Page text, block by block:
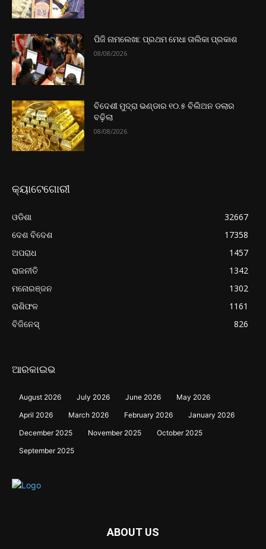
ପିଜି ନାମଲେଖା: ପ୍ରଥମ ମେଧା ତାଲିକା ପ୍ରକାଶ
08/08/2026
ବିଦେଶୀ ମୁଦ୍ରା ଭଣ୍ଡାର ୧୦.୫ ବିଲିଅନ ଡଲାର
ବଢ଼ିଲା
08/08/2026
କ୍ୟାଟେଗୋରୀ
ଓଡିଶା
32667
ଦେଶ ବିଦେଶ
17358
ଅପରାଧ
1457
ରାଜନୀତି
1342
ମନୋରଞ୍ଜନ
1302
ରାଶିଫଳ
1161
ବିଜିନେସ୍
826
ଆରକାଇଭ
August 2026 July 2026 June 2026
May 2026
April 2026
March 2026 February 2026
January 2026
December 2025
November 2025
October 2025
September 2025
ABOUT US